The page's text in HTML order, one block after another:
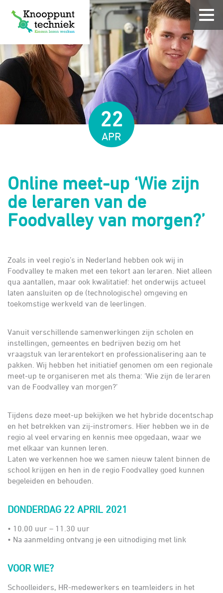
22
APR
Online meet-up ‘Wie zijn
de leraren van de
Foodvalley van morgen?’
Zoals in veel regio’s in Nederland hebben ook wij in
Foodvalley te maken met een tekort aan leraren. Niet alleen
qua aantallen, maar ook kwalitatief: het onderwijs actueel
laten aansluiten op de (technologische) omgeving en
toekomstige werkveld van de leerlingen.
Vanuit verschillende samenwerkingen zijn scholen en
instellingen, gemeentes en bedrijven bezig om het
vraagstuk van lerarentekort en professionalisering aan te
pakken. Wij hebben het initiatief genomen om een regionale
meet-up te organiseren met als thema: ‘Wie zijn de leraren
van de Foodvalley van morgen?’
Tijdens deze meet-up bekijken we het hybride docentschap
en het betrekken van zij-instromers. Hier hebben we in de
regio al veel ervaring en kennis mee opgedaan, waar we
met elkaar van kunnen leren.
Laten we verkennen hoe we samen nieuw talent binnen de
school krijgen en hen in de regio Foodvalley goed kunnen
begeleiden en behouden.
DONDERDAG 22 APRIL 2021
• 10.00 uur – 11.30 uur
• Na aanmelding ontvang je een uitnodiging met link
VOOR WIE?
Schoolleiders, HR-medewerkers en teamleiders in het